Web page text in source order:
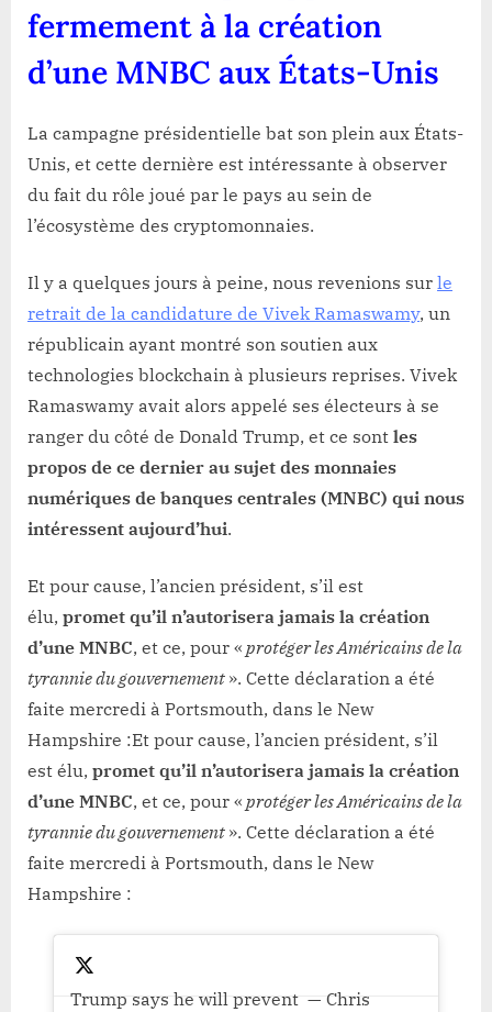
fermement à la création
d’une MNBC aux États-Unis
La campagne présidentielle bat son plein aux États-
Unis, et cette dernière est intéressante à observer
du fait du rôle joué par le pays au sein de
l’écosystème des cryptomonnaies.
Il y a quelques jours à peine, nous revenions sur le
retrait de la candidature de Vivek Ramaswamy, un
républicain ayant montré son soutien aux
technologies blockchain à plusieurs reprises. Vivek
Ramaswamy avait alors appelé ses électeurs à se
ranger du côté de Donald Trump, et ce sont les
propos de ce dernier au sujet des monnaies
numériques de banques centrales (MNBC) qui nous
intéressent aujourd’hui.
Et pour cause, l’ancien président, s’il est
élu, promet qu’il n’autorisera jamais la création
d’une MNBC, et ce, pour « protéger les Américains de la
tyrannie du gouvernement ». Cette déclaration a été
faite mercredi à Portsmouth, dans le New
Hampshire :Et pour cause, l’ancien président, s’il
est élu, promet qu’il n’autorisera jamais la création
d’une MNBC, et ce, pour « protéger les Américains de la
tyrannie du gouvernement ». Cette déclaration a été
faite mercredi à Portsmouth, dans le New
Hampshire :
Trump says he will prevent — Chris